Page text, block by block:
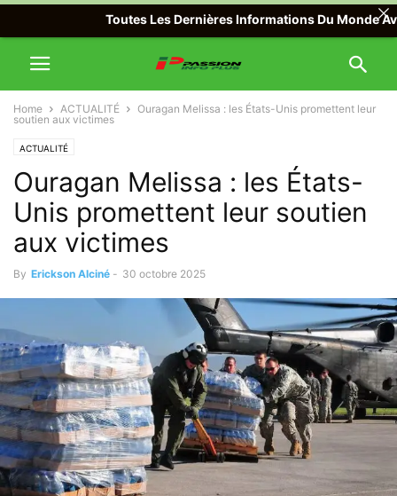
Home ACTUALITÉ
Ouragan Melissa : les États-Unis promettent leur
soutien aux victimes
ACTUALITÉ
Ouragan Melissa : les États-
Unis promettent leur soutien
aux victimes
By Erickson Alciné - 30 octobre 2025
Toutes Les Dernières Informations Du Monde